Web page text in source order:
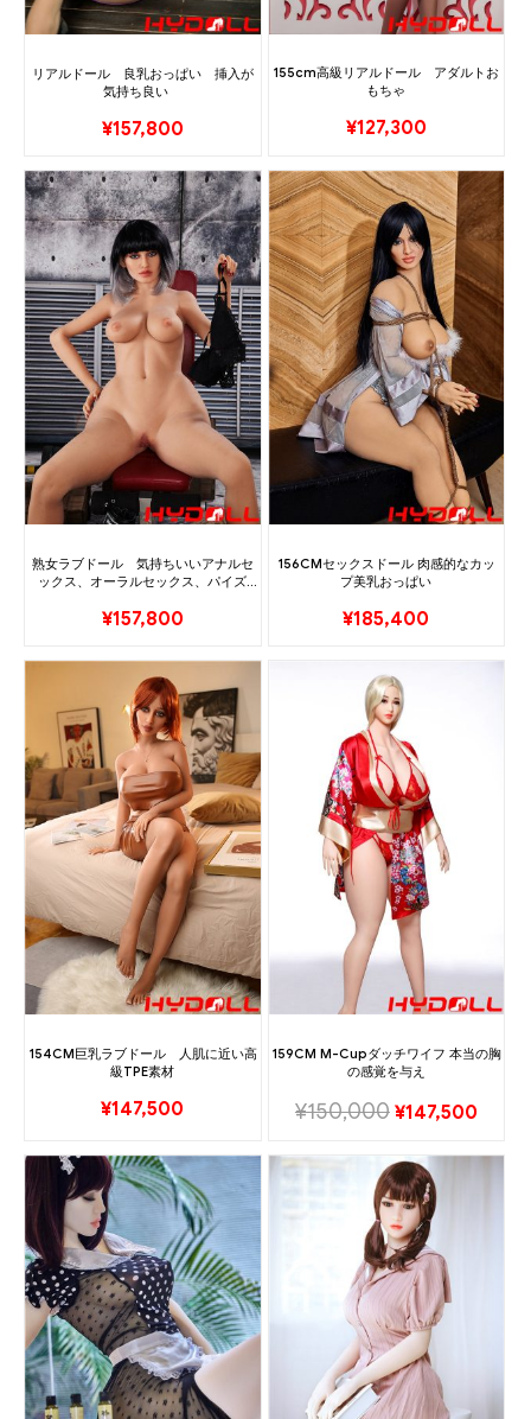
リアルドール 良乳おっぱい 挿入が
気持ち良い
¥157,800
155cm高級リアルドール アダルトお
もちゃ
¥127,300
熟女ラブドール 気持ちいいアナルセ
ックス、オーラルセックス、パイズ
¥157,800
156CMセックスドール 肉感的なカッ
プ美乳おっぱい
¥185,400
154CM巨乳ラブドール 人肌に近い高
級TPE素材
¥147,500
159CM M-Cupダッチワイフ 本当の胸
の感覚を与え
¥150,000 ¥147,500